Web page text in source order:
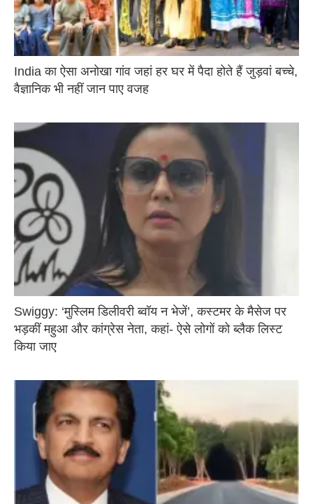
India का ऐसा अनोखा गांव जहां हर घर में पैदा होते हैं जुड़वां बच्चे,
वैज्ञानिक भी नहीं जान पाए वजह
Swiggy: ‘मुस्लिम डिलीवरी ब्वॉय न भेजें’, कस्टमर के मैसेज पर
भड़कीं महुआ और कांग्रेस नेता, कहां- ऐसे लोगों को ब्लैक लिस्ट
किया जाए